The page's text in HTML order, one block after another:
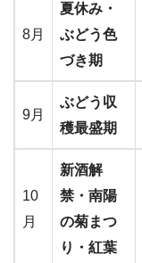
8月
夏休み・
ぶどう色
づき期
9月
ぶどう収
穫最盛期
10
月
新酒解
禁・南陽
の菊まつ
り・紅葉